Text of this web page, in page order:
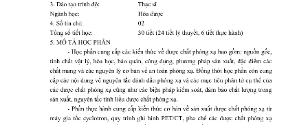
KHOA HỌC CÔNG NGHỆ
CỰU NGƯỜI HỌC